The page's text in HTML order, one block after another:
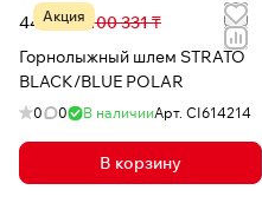
Акция
44 280 ₸ 100 331 ₸
Горнолыжный шлем STRATO
BLACK/BLUE POLAR
0 0 В наличииАрт. CI614214
В корзину